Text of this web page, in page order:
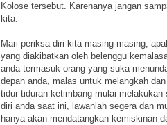
Kolose tersebut. Karenanya jangan
kita.
Mari periksa diri kita masing-masing,
yang diakibatkan oleh belenggu
anda termasuk orang yang suka
depan anda, malas untuk melangkah
tidur-tiduran ketimbang mulai
diri anda saat ini, lawanlah segera dan
hanya akan mendatangkan kemiskinan